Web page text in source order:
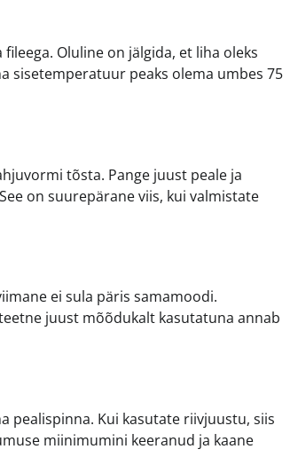
Oluline on jälgida, et liha oleks
sisetemperatuur peaks olema umbes 75
tõsta. Pange juust peale ja
on suurepärane viis, kui valmistate
ei sula päris samamoodi.
juust mõõdukalt kasutatuna annab
pealispinna. Kui kasutate riivjuustu, siis
miinimumini keeranud ja kaane